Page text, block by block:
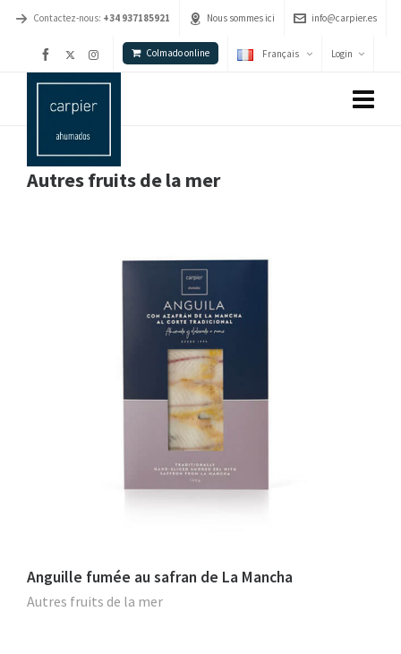
Contactez-nous: +34 937185921 Nous sommes ici info@carpier.es
Colmado online Français Login
Autres fruits de la mer
Anguille fumée au safran de La Mancha
Autres fruits de la mer